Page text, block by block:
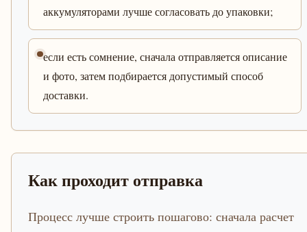
аккумуляторами лучше согласовать до упаковки;
если есть сомнение, сначала отправляется описание
и фото, затем подбирается допустимый способ
доставки.
Как проходит отправка
Процесс лучше строить пошагово: сначала расчет